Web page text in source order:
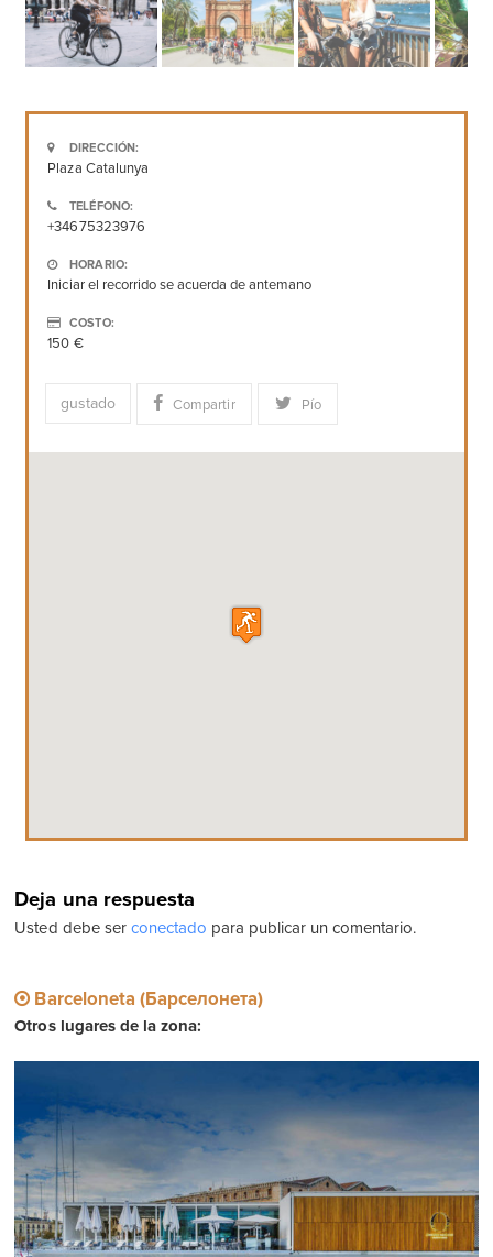
DIRECCIÓN:
Plaza Catalunya
TELÉFONO:
+34675323976
HORARIO:
Iniciar el recorrido se acuerda de antemano
COSTO:
150 €
gustado Compartir Pío
Deja una respuesta
Usted debe ser conectado para publicar un comentario.
Barceloneta (Барселонета)
Otros lugares de la zona: